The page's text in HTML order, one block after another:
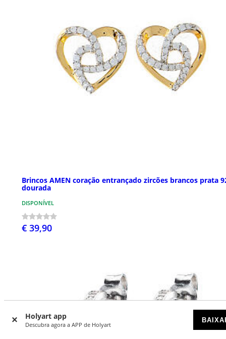
Holyart app
Descubra agora a APP de Holyart
Brincos AMEN coração entrançado zircões brancos prata
dourada
DISPONÍVEL
€ 39,90